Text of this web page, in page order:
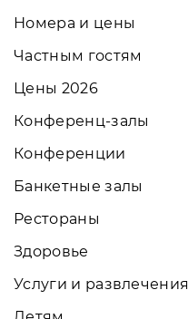
Номера и цены
Частным гостям
Цены 2026
Конференц-залы
Конференции
Банкетные залы
Рестораны
Здоровье
Услуги и развлечения